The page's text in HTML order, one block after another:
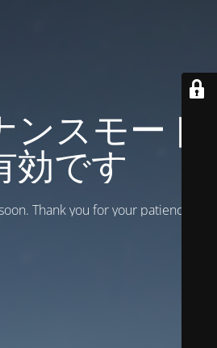
スモード
効です
Thank you for your patience!